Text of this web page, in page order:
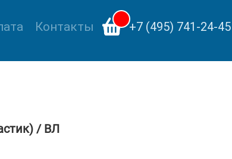
Контакты +7 (495) 741-24-45
/ ВЛ